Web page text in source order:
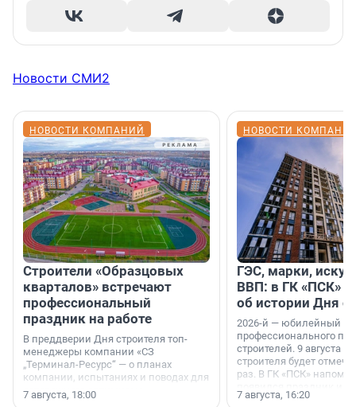
Новости СМИ2
НОВОСТИ КОМПАНИЙ
Строители «Образцовых
кварталов» встречают
профессиональный
праздник на работе
В преддверии Дня строителя топ-
менеджеры компании «СЗ
„Терминал-Ресурс“ — о планах
компании, испытаниях и поводах для
осторожного оптимизма.
7 августа, 18:00
НОВОСТИ
ГЭС, марки,
ВВП: в ГК «ПСК»
об истории Дня
2026-й — юбилейный
профессионального
строителей. 9 августа
строителя будет
раз. В ГК «ПСК»
поменялась роль
7 августа, 16:20